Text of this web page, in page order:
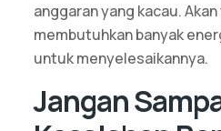
anggaran yang kacau.
membutuhkan banyak
untuk menyelesaikannya.
Jangan